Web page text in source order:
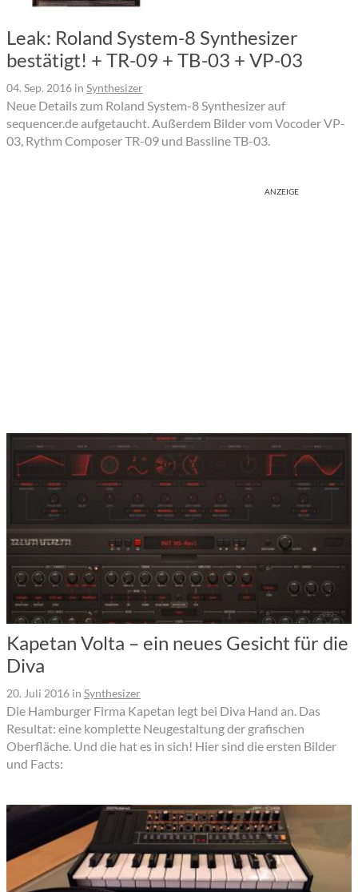
Leak: Roland System-8 Synthesizer
bestätigt! + TR-09 + TB-03 + VP-03
04. Sep. 2016 in Synthesizer
Neue Details zum Roland System-8 Synthesizer auf
sequencer.de aufgetaucht. Außerdem Bilder vom Vocoder VP-
03, Rythm Composer TR-09 und Bassline TB-03.
ANZEIGE
Kapetan Volta – ein neues Gesicht für die
Diva
20. Juli 2016 in Synthesizer
Die Hamburger Firma Kapetan legt bei Diva Hand an. Das
Resultat: eine komplette Neugestaltung der grafischen
Oberfläche. Und die hat es in sich! Hier sind die ersten Bilder
und Facts: